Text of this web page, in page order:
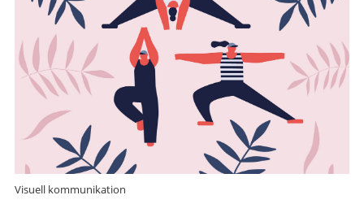
Visuell kommunikation